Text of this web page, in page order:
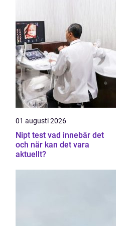
01 augusti 2026
Nipt test vad innebär det
och när kan det vara
aktuellt?